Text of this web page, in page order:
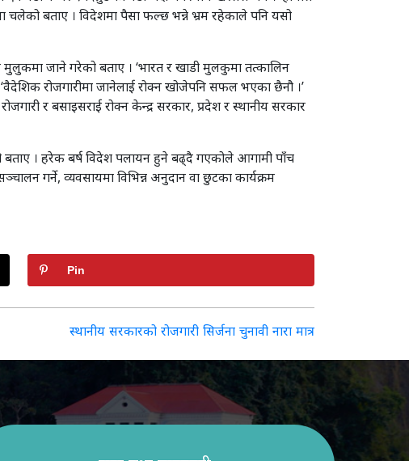
चलेको बताए । विदेशमा पैसा फल्छ भन्ने भ्रम रहेकाले पनि यसो
मुलुकमा जाने गरेको बताए । ‘भारत र खाडी मुलकुमा तत्कालिन
रोजगारीमा जानेलाई रोक्न खोजेपनि सफल भएका छैनौ ।’
र बसाइसराई रोक्न केन्द्र सरकार, प्रदेश र स्थानीय सरकार
बताए । हरेक बर्ष विदेश पलायन हुने बढ्दै गएकोले आगामी पाँच
गर्ने, व्यवसायमा विभिन्न अनुदान वा छुटका कार्यक्रम
Pin
स्थानीय सरकारको रोजगारी सिर्जना चुनावी नारा मात्र